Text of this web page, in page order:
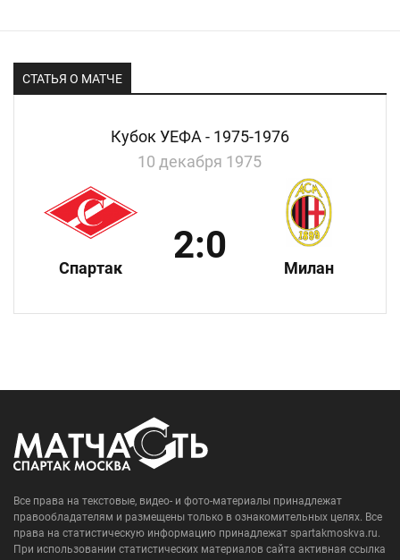
СТАТЬЯ О МАТЧЕ
Кубок УЕФА - 1975-1976
10 декабря 1975
Спартак
2:0
Милан
Все права на текстовые, видео- и фото-материалы принадлежат
правообладателям и размещены только в ознакомительных целях. Все
права на статистическую информацию принадлежат spartakmoskva.ru.
При использовании статистических материалов сайта активная ссылка